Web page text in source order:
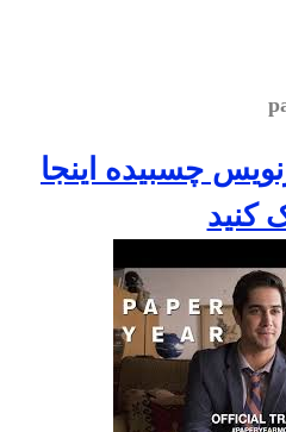
چسبيده اينجا
کنيد